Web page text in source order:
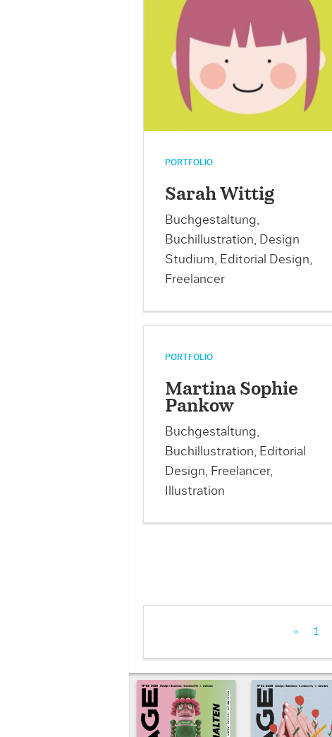
PORTFOLIO
Sarah Wittig
Buchgestaltung,
Buchillustration, Design
Studium, Editorial Design,
Freelancer
PORTFOLIO
Martina Sophie
Pankow
Buchgestaltung,
Buchillustration, Editorial
Design, Freelancer,
Illustration
« 1